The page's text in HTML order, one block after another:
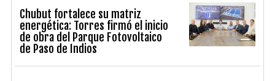
Chubut fortalece su matriz
energética: Torres firmó el inicio
de obra del Parque Fotovoltaico
de Paso de Indios